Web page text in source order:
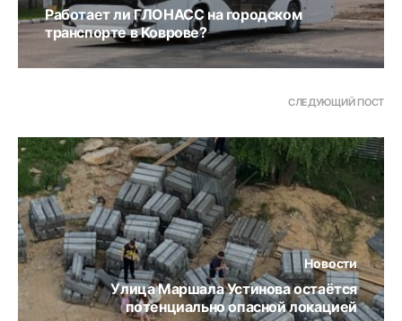
Работает ли ГЛОНАСС на городском
транспорте в Коврове?
СЛЕДУЮЩИЙ ПОСТ
Новости
Улица Маршала Устинова остаётся
потенциально опасной локацией